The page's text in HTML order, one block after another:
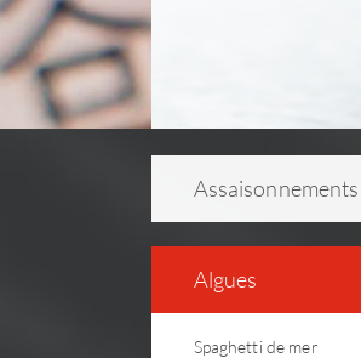
As­sai­son­ne­ments
Algues
Spaghetti de mer